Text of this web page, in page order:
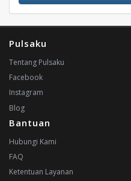
Pulsaku
Tentang Pulsaku
Facebook
Instagram
Blog
Bantuan
Hubungi Kami
FAQ
Ketentuan Layanan